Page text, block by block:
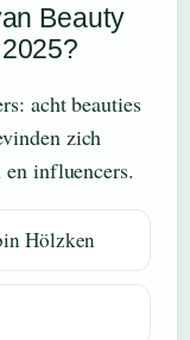
Beauty
acht beauties
zich
en influencers.
Hölzken